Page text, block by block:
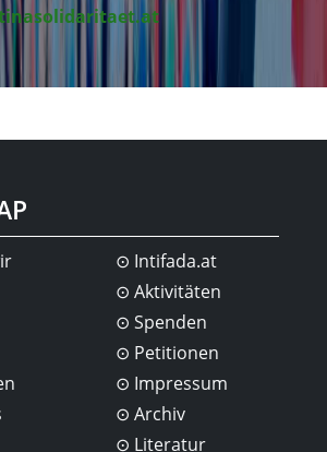
Intifada.at
Aktivitäten
Spenden
Petitionen
Impressum
Archiv
Literatur